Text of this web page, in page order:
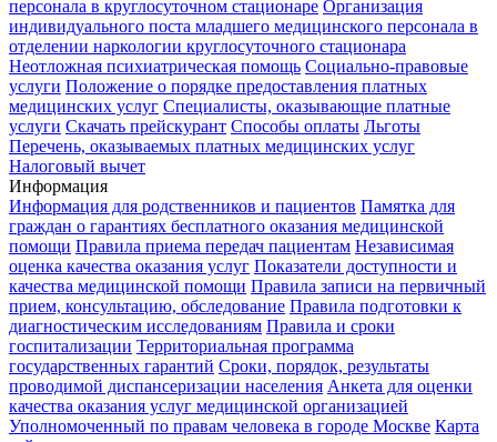
персонала в круглосуточном стационаре Организация
индивидуального поста младшего медицинского персонала в
отделении наркологии круглосуточного стационара
Неотложная психиатрическая помощь Социально-правовые
услуги Положение о порядке предоставления платных
медицинских услуг Специалисты, оказывающие платные
услуги Скачать прейскурант Способы оплаты Льготы
Перечень, оказываемых платных медицинских услуг
Налоговый вычет
Информация
Информация для родственников и пациентов Памятка для
граждан о гарантиях бесплатного оказания медицинской
помощи Правила приема передач пациентам Независимая
оценка качества оказания услуг Показатели доступности и
качества медицинской помощи Правила записи на первичный
прием, консультацию, обследование Правила подготовки к
диагностическим исследованиям Правила и сроки
госпитализации Территориальная программа
государственных гарантий Сроки, порядок, результаты
проводимой диспансеризации населения Анкета для оценки
качества оказания услуг медицинской организацией
Уполномоченный по правам человека в городе Москве Карта